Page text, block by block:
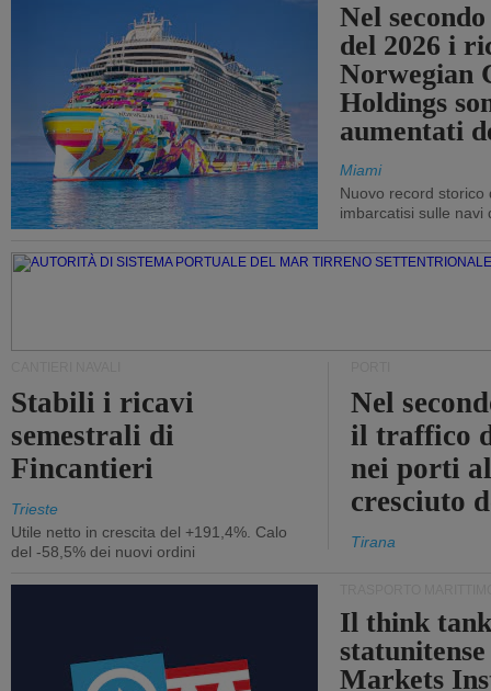
Nel
del 2026 i
Norwegian
Holdings
aumentati
Miami
Nuovo record storico
imbarcatisi sulle navi
Stabili i ricavi
semestrali di
Fincantieri
Trieste
Utile netto in crescita del +191,4%. Calo
del -58,5% dei nuovi ordini
Nel
il traffico
nei porti
cresciuto
Tirana
Il think
Markets